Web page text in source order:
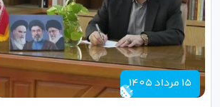
15 مرداد 1405